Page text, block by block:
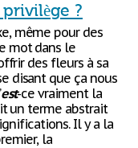
?
même pour des
mot dans le
des fleurs à sa
disant que ça nous
est-ce vraiment la
un terme abstrait
Il y a la
la